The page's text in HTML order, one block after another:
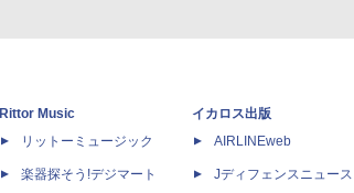
Rittor Music
リットーミュージック
楽器探そう!デジマート
イカロス出版
AIRLINEweb
Jディフェンスニュース